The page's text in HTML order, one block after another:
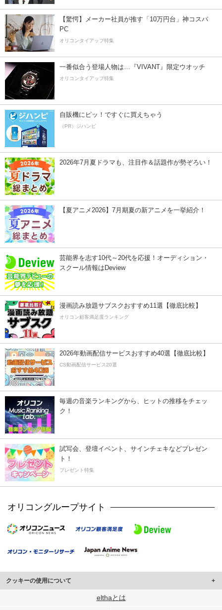
【驚愕】メーカー社員が推す「10万円台」神コスパ
PC
オリコンタイアップ特集
一番似合う登場人物は…『VIVANT』限定ウオッチ
オリコンタイアップ特集
自販機にピッ！ですぐに買えちゃう
（PR）ジハンピ
2026年7月夏ドラマも、注目作＆話題作が勢ぞろい！
【夏アニメ2026】7月期夏の新アニメを一挙紹介！
芸能界を志す10代～20代を応援！オーディション・
スクール情報はDeview
漫画読み放題サブスクおすすめ11選【徹底比較】
オリコン顧客満足度ランキング
2026年動画配信サービスおすすめ40選【徹底比較】
CS動画配信サービス20選
毎週の音楽ランキングから、ヒットの推移をチェッ
ク！
試写会、登壇イベント、サインチェキなどプレゼン
ト！
プレゼント特集
オリコングループサイト
クッキーの使用について
このサイトでは Cookie を使用して、ユーザーに合わせたコンテンツや広告の
elthaとは